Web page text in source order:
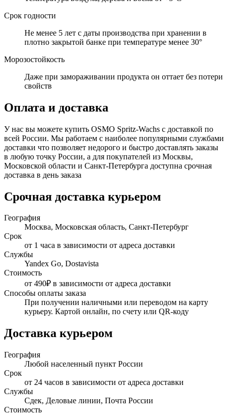
Срок годности
Не менее 5 лет с даты производства при хранении в
плотно закрытой банке при температуре менее 30°
Морозостойкость
Даже при замораживании продукта он оттает без потери
свойств
Оплата и доставка
У нас вы можете купить OSMO Spritz-Wachs с доставкой по
всей России. Мы работаем с наиболее популярными службами
доставки что позволяет недорого и быстро доставлять заказы
в любую точку России, а для покупателей из Москвы,
Московской области и Санкт-Петербурга доступна срочная
доставка в день заказа
Срочная доставка курьером
География
Москва, Московская область, Санкт-Петербург
Срок
от 1 часа в зависимости от адреса доставки
Службы
Yandex Go, Dostavista
Стоимость
от 490₽ в зависимости от адреса доставки
Способы оплаты заказа
При получении наличными или переводом на карту
курьеру. Картой онлайн, по счету или QR-коду
Доставка курьером
География
Любой населенный пункт России
Срок
от 24 часов в зависимости от адреса доставки
Службы
Сдек, Деловые линии, Почта России
Стоимость